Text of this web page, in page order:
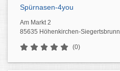
Spürnasen-4you
Am Markt 2
85635 Höhenkirchen-Siegertsbrunn
(0)